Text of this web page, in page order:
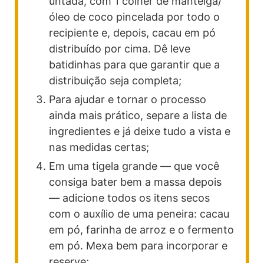
óleo de coco pincelada por todo o
recipiente e, depois, cacau em pó
distribuído por cima. Dê leve
batidinhas para que garantir que a
distribuição seja completa;
Para ajudar e tornar o processo
ainda mais prático, separe a lista de
ingredientes e já deixe tudo a vista e
nas medidas certas;
Em uma tigela grande — que você
consiga bater bem a massa depois
— adicione todos os itens secos
com o auxílio de uma peneira: cacau
em pó, farinha de arroz e o fermento
em pó. Mexa bem para incorporar e